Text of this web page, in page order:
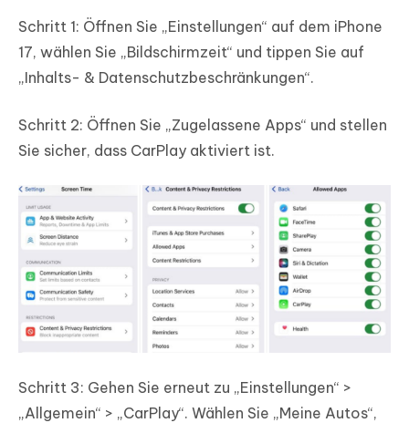
Schritt 1: Öffnen Sie „Einstellungen“ auf dem iPhone
17, wählen Sie „Bildschirmzeit“ und tippen Sie auf
„Inhalts- & Datenschutzbeschränkungen“.
Schritt 2: Öffnen Sie „Zugelassene Apps“ und stellen
Sie sicher, dass CarPlay aktiviert ist.
Schritt 3: Gehen Sie erneut zu „Einstellungen“ >
„Allgemein“ > „CarPlay“. Wählen Sie „Meine Autos“,